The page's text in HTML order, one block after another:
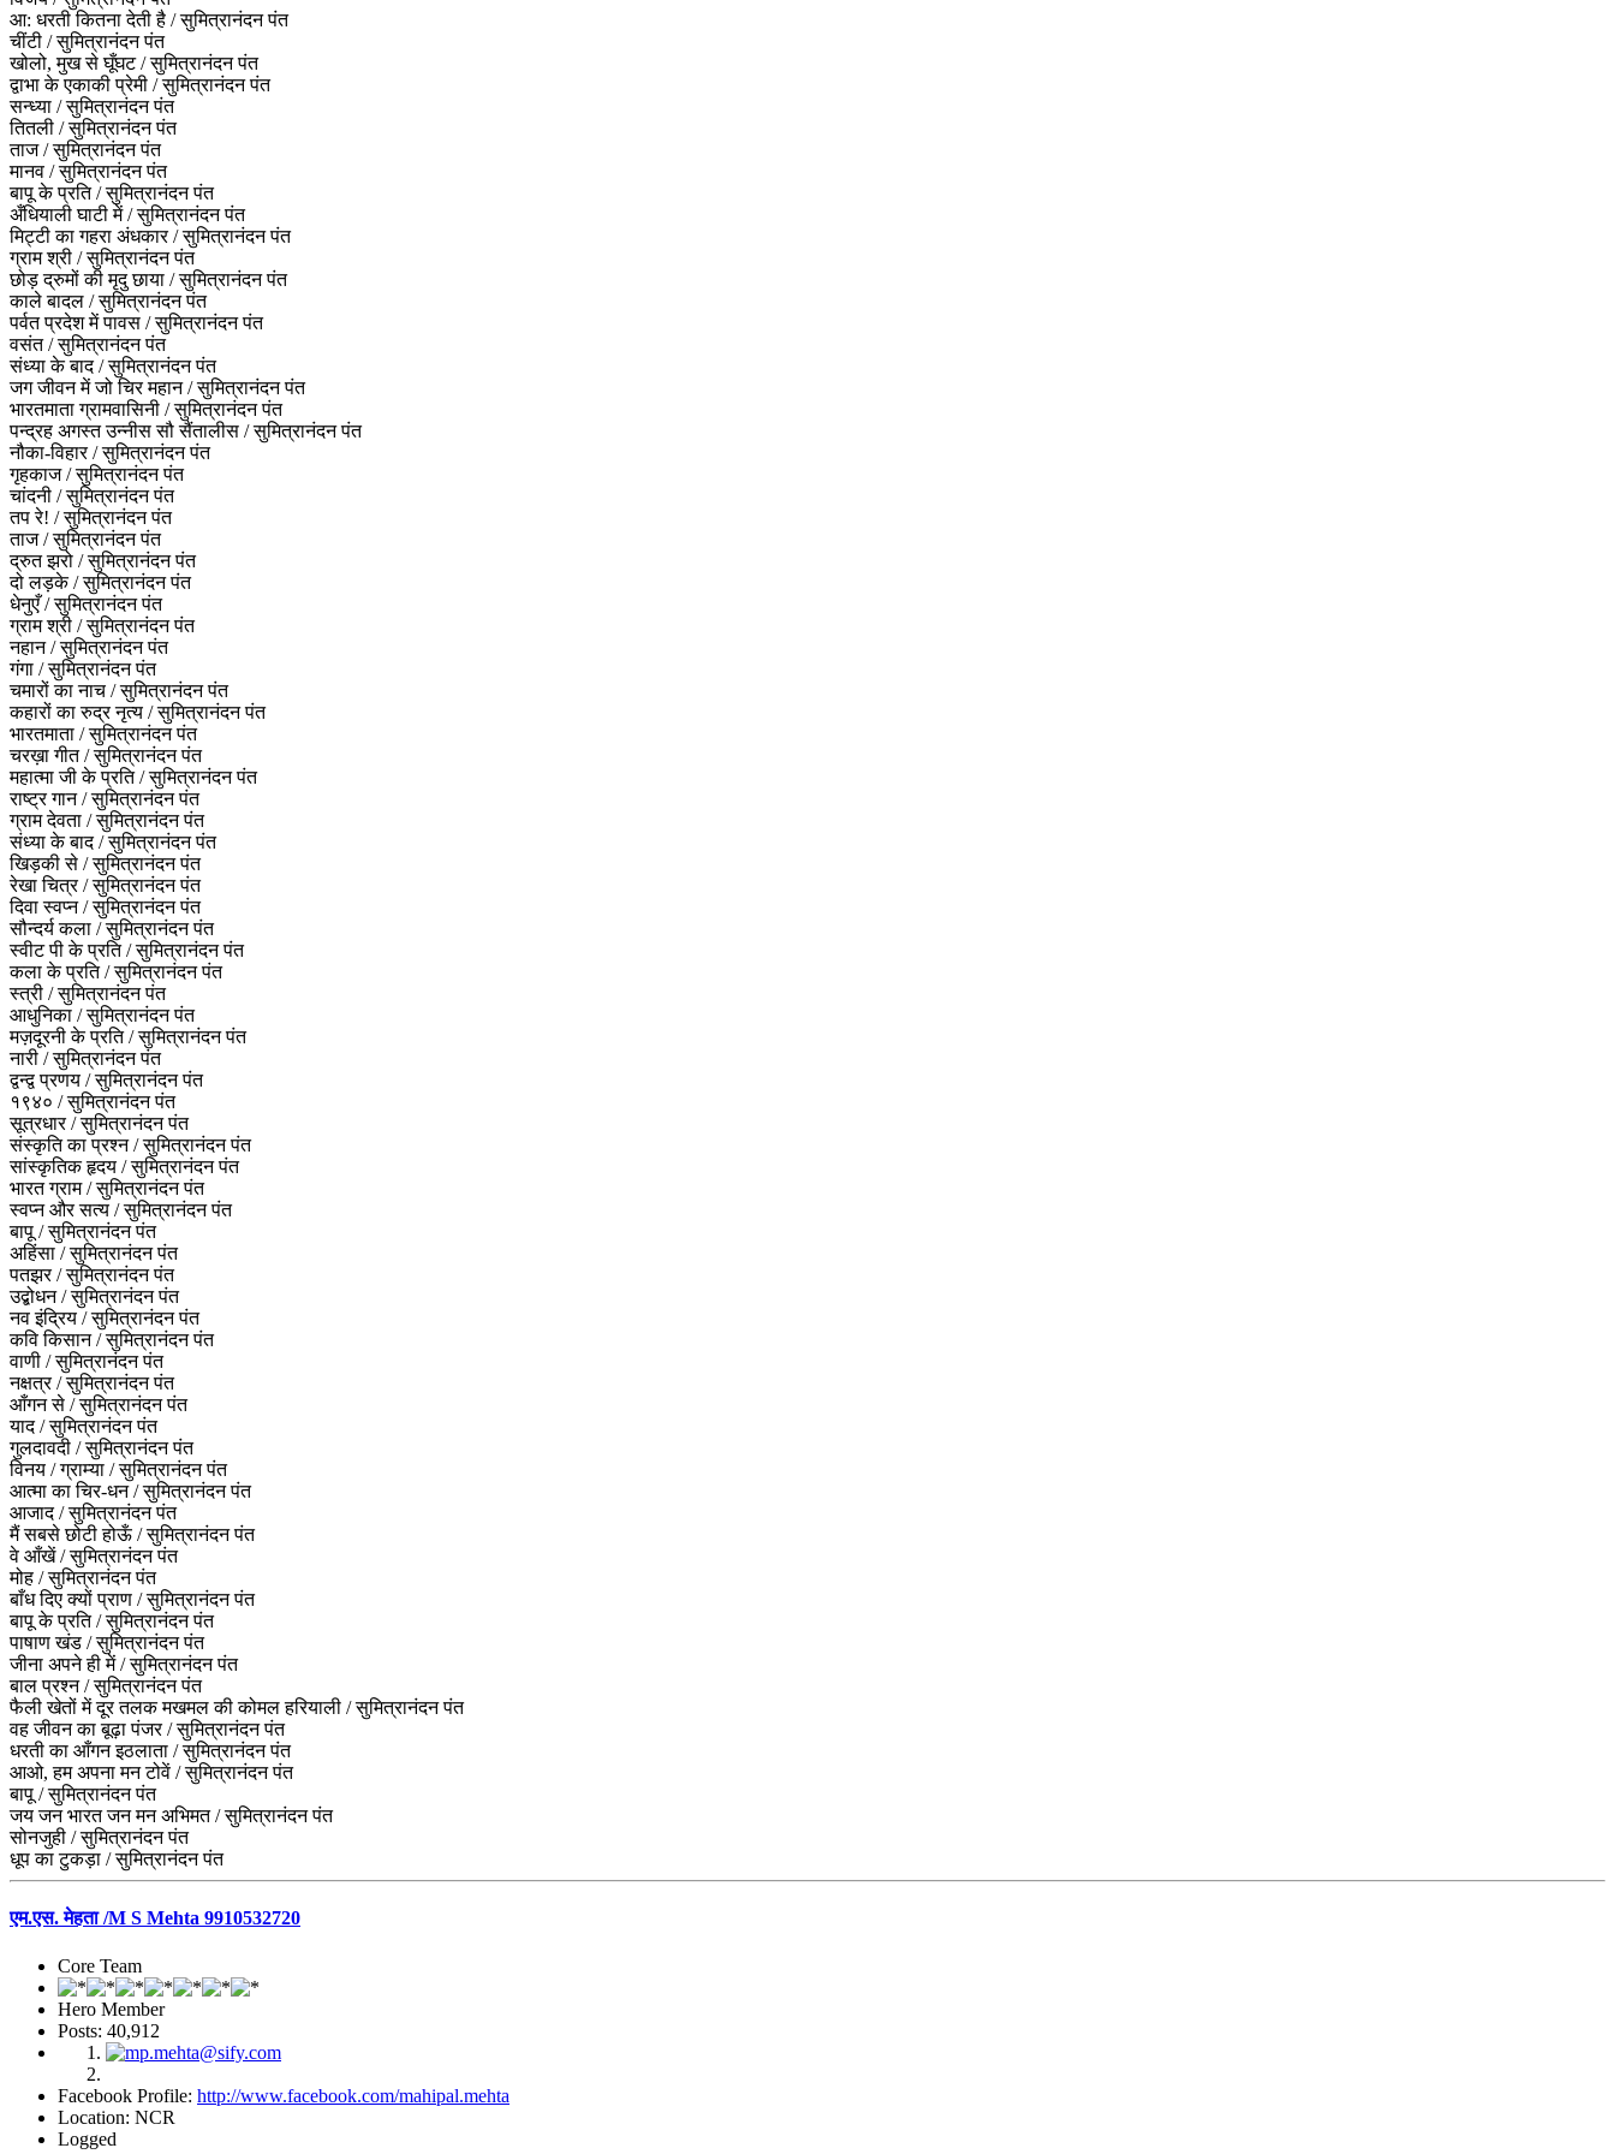
आ: धरती कितना देती है / सुमित्रानंदन पंत
चींटी / सुमित्रानंदन पंत
खोलो, मुख से घूँघट / सुमित्रानंदन पंत
द्वाभा के एकाकी प्रेमी / सुमित्रानंदन पंत
सन्ध्या / सुमित्रानंदन पंत
तितली / सुमित्रानंदन पंत
ताज / सुमित्रानंदन पंत
मानव / सुमित्रानंदन पंत
बापू के प्रति / सुमित्रानंदन पंत
अँधियाली घाटी में / सुमित्रानंदन पंत
मिट्टी का गहरा अंधकार / सुमित्रानंदन पंत
ग्राम श्री / सुमित्रानंदन पंत
छोड़ द्रुमों की मृदु छाया / सुमित्रानंदन पंत
काले बादल / सुमित्रानंदन पंत
पर्वत प्रदेश में पावस / सुमित्रानंदन पंत
वसंत / सुमित्रानंदन पंत
संध्‍या के बाद / सुमित्रानंदन पंत
जग जीवन में जो चिर महान / सुमित्रानंदन पंत
भारतमाता ग्रामवासिनी / सुमित्रानंदन पंत
पन्द्रह अगस्त उन्नीस सौ सैंतालीस / सुमित्रानंदन पंत
नौका-विहार / सुमित्रानंदन पंत
गृहकाज / सुमित्रानंदन पंत
चांदनी / सुमित्रानंदन पंत
तप रे! / सुमित्रानंदन पंत
ताज / सुमित्रानंदन पंत
द्रुत झरो / सुमित्रानंदन पंत
दो लड़के / सुमित्रानंदन पंत
धेनुएँ / सुमित्रानंदन पंत
ग्राम श्री / सुमित्रानंदन पंत
नहान / सुमित्रानंदन पंत
गंगा / सुमित्रानंदन पंत
चमारों का नाच / सुमित्रानंदन पंत
कहारों का रुद्र नृत्य / सुमित्रानंदन पंत
भारतमाता / सुमित्रानंदन पंत
चरख़ा गीत / सुमित्रानंदन पंत
महात्मा जी के प्रति / सुमित्रानंदन पंत
राष्ट्र गान / सुमित्रानंदन पंत
ग्राम देवता / सुमित्रानंदन पंत
संध्या के बाद / सुमित्रानंदन पंत
खिड़की से / सुमित्रानंदन पंत
रेखा चित्र / सुमित्रानंदन पंत
दिवा स्वप्न / सुमित्रानंदन पंत
सौन्दर्य कला / सुमित्रानंदन पंत
स्वीट पी के प्रति / सुमित्रानंदन पंत
कला के प्रति / सुमित्रानंदन पंत
स्त्री / सुमित्रानंदन पंत
आधुनिका / सुमित्रानंदन पंत
मज़दूरनी के प्रति / सुमित्रानंदन पंत
नारी / सुमित्रानंदन पंत
द्वन्द्व प्रणय / सुमित्रानंदन पंत
१९४० / सुमित्रानंदन पंत
सूत्रधार / सुमित्रानंदन पंत
संस्कृति का प्रश्न / सुमित्रानंदन पंत
सांस्कृतिक हृदय / सुमित्रानंदन पंत
भारत ग्राम / सुमित्रानंदन पंत
स्वप्न और सत्य / सुमित्रानंदन पंत
बापू / सुमित्रानंदन पंत
अहिंसा / सुमित्रानंदन पंत
पतझर / सुमित्रानंदन पंत
उद्बोधन / सुमित्रानंदन पंत
नव इंद्रिय / सुमित्रानंदन पंत
कवि किसान / सुमित्रानंदन पंत
वाणी / सुमित्रानंदन पंत
नक्षत्र / सुमित्रानंदन पंत
आँगन से / सुमित्रानंदन पंत
याद / सुमित्रानंदन पंत
गुलदावदी / सुमित्रानंदन पंत
विनय / ग्राम्या / सुमित्रानंदन पंत
आत्मा का चिर-धन / सुमित्रानंदन पंत
आजाद / सुमित्रानंदन पंत
मैं सबसे छोटी होऊँ / सुमित्रानंदन पंत
वे आँखें / सुमित्रानंदन पंत
मोह / सुमित्रानंदन पंत
बाँध दिए क्यों प्राण / सुमित्रानंदन पंत
बापू के प्रति / सुमित्रानंदन पंत
पाषाण खंड / सुमित्रानंदन पंत
जीना अपने ही में / सुमित्रानंदन पंत
बाल प्रश्न / सुमित्रानंदन पंत
फैली खेतों में दूर तलक मखमल की कोमल हरियाली / सुमित्रानंदन पंत
वह जीवन का बूढ़ा पंजर / सुमित्रानंदन पंत
धरती का आँगन इठलाता / सुमित्रानंदन पंत
आओ, हम अपना मन टोवें / सुमित्रानंदन पंत
बापू / सुमित्रानंदन पंत
जय जन भारत जन मन अभिमत / सुमित्रानंदन पंत
सोनजुही / सुमित्रानंदन पंत
धूप का टुकड़ा / सुमित्रानंदन पंत
एम.एस. मेहता /M S Mehta 9910532720
Core Team
Hero Member
Posts: 40,912
Facebook Profile: http://www.facebook.com/mahipal.mehta
Location: NCR
Logged